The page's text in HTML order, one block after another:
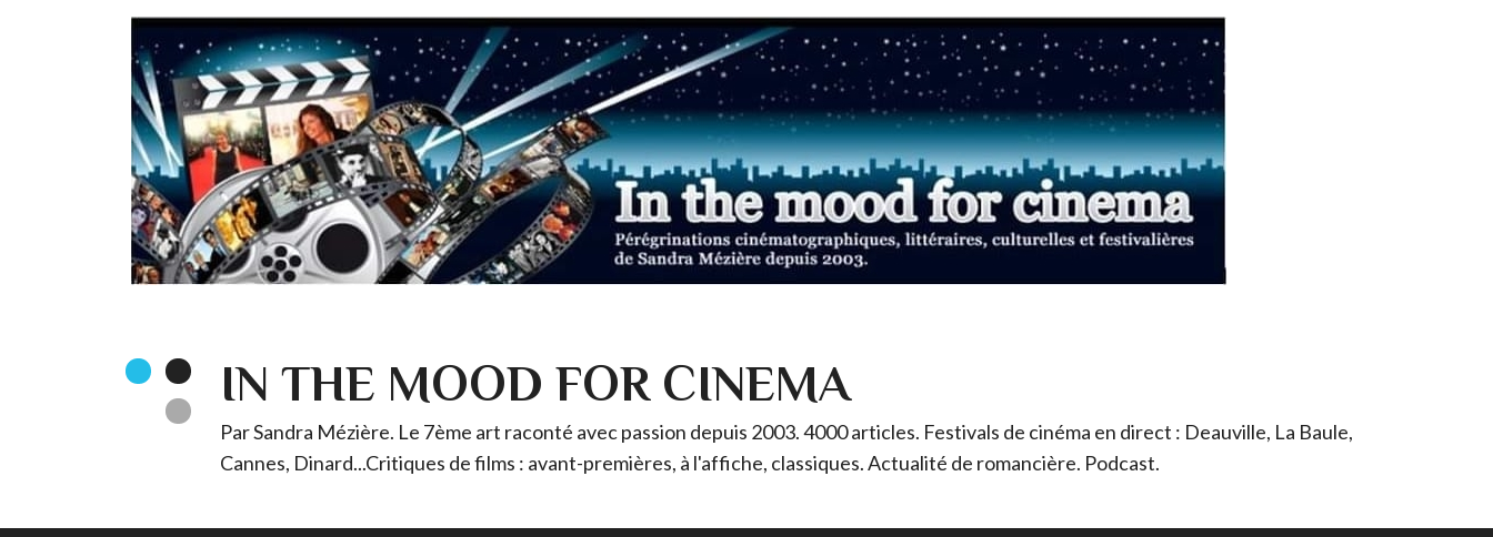
IN THE MOOD FOR CINEMA
Par Sandra Mézière. Le 7ème art raconté avec passion depuis 2003. 4000 articles. Festivals de cinéma en direct : Deauville, La Baule,
Cannes, Dinard...Critiques de films : avant-premières, à l'affiche, classiques. Actualité de romancière. Podcast.